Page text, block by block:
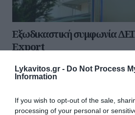
Lykavitos.gr - Do Not Process
Information
If you wish to opt-out of the sale,
processing of your personal or
Εξωδικαστική συμφωνία
Export
Η ΔΕΠΑ τον Νοέμβριο του 2022
αναθεώρησης τιμής, όπως
09 Ιουλίου 2025